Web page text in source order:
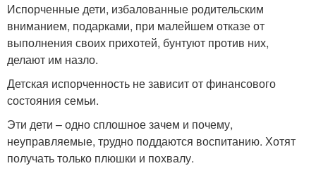
Испорченные дети, избалованные родительским
вниманием, подарками, при малейшем отказе от
выполнения своих прихотей, бунтуют против них,
делают им назло.
Детская испорченность не зависит от финансового
состояния семьи.
Эти дети – одно сплошное зачем и почему,
неуправляемые, трудно поддаются воспитанию. Хотят
получать только плюшки и похвалу.